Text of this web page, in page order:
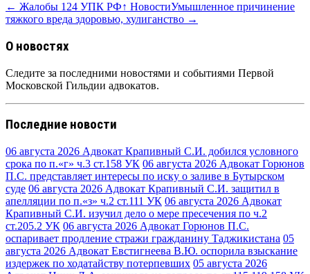
← Жалобы 124 УПК РФ↑ НовостиУмышленное причинение
тяжкого вреда здоровью, хулиганство →
О новостях
Следите за последними новостями и событиями Первой
Московской Гильдии адвокатов.
Последние новости
06 августа 2026 Адвокат Крапивный С.И. добился условного
срока по п.«г» ч.3 ст.158 УК 06 августа 2026 Адвокат Горюнов
П.С. представляет интересы по иску о заливе в Бутырском
суде 06 августа 2026 Адвокат Крапивный С.И. защитил в
апелляции по п.«з» ч.2 ст.111 УК 06 августа 2026 Адвокат
Крапивный С.И. изучил дело о мере пресечения по ч.2
ст.205.2 УК 06 августа 2026 Адвокат Горюнов П.С.
оспаривает продление стражи гражданину Таджикистана 05
августа 2026 Адвокат Евстигнеева В.Ю. оспорила взыскание
издержек по ходатайству потерпевших 05 августа 2026